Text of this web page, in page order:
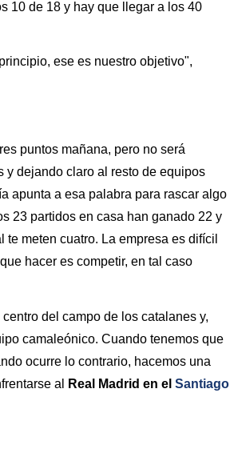
10 de 18 y hay que llegar a los 40
ese es nuestro objetivo",
puntos mañana, pero no será
y dejando claro al resto de equipos
apunta a esa palabra para rascar algo
23 partidos en casa han ganado 22 y
meten cuatro. La empresa es difícil
hacer es competir, en tal caso
del campo de los catalanes y,
camaleónico. Cuando tenemos que
ocurre lo contrario, hacemos una
al
Real Madrid en el Santiago